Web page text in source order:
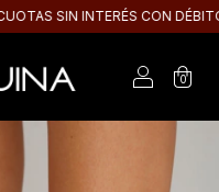
SIN INTERÉS CON DÉBITO
0